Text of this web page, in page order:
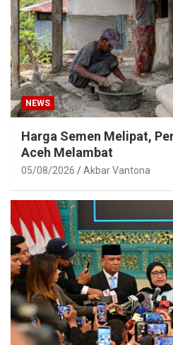
NEWS
Harga Semen Melipat,
Aceh Melambat
05/08/2026 Akbar Vantona